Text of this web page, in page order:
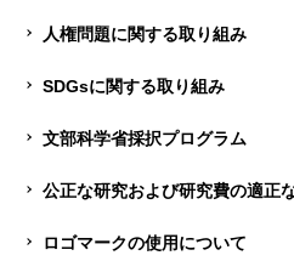
人権問題に関する取り組み
SDGsに関する取り組み
文部科学省採択プログラム
公正な研究および研究費の適正
ロゴマークの使用について